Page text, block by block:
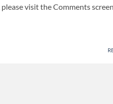
visit the Comments